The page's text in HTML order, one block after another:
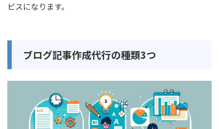
ビスになります。
ブログ記事作成代行の種類3つ